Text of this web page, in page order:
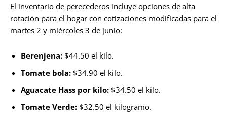
El inventario de perecederos incluye opciones de alta
rotación para el hogar con cotizaciones modificadas para el
martes 2 y miércoles 3 de junio:
Berenjena: $44.50 el kilo.
Tomate bola: $34.90 el kilo.
Aguacate Hass por kilo: $34.50 el kilo.
Tomate Verde: $32.50 el kilogramo.